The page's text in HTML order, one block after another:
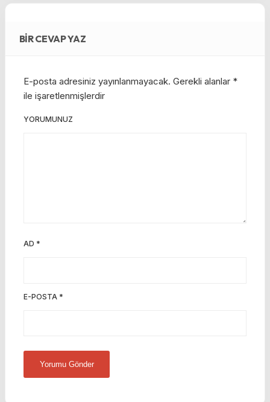
BIR CEVAP YAZ
E-posta adresiniz yayınlanmayacak. Gerekli alanlar *
ile işaretlenmişlerdir
YORUMUNUZ
AD *
E-POSTA *